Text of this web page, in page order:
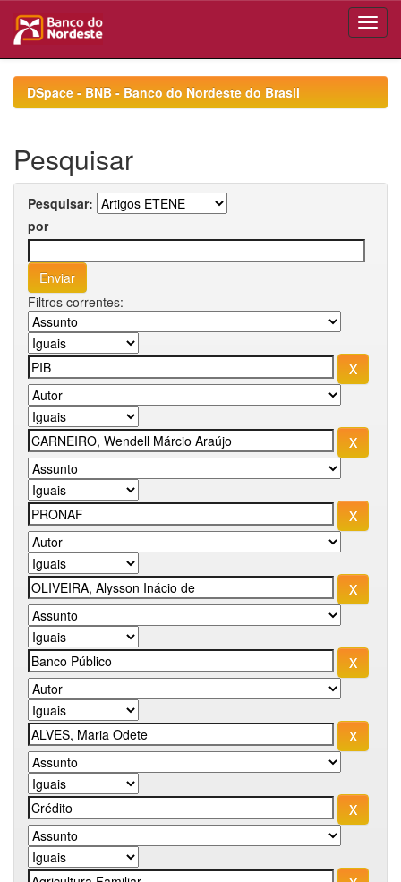
navigationDSpace - BNB - Banco do Nordeste do Brasil
Pesquisar
Pesquisar:
por
Filtros correntes: